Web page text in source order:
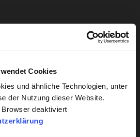
Cookies
und ähnliche Technologien, unter
der Nutzung dieser Website.
deaktiviert